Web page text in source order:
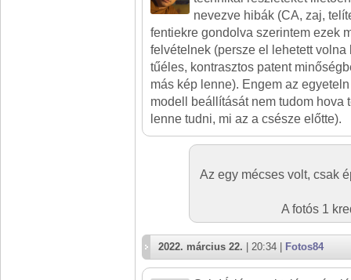
nevezve hibák (CA, zaj,
fentiekre gondolva szerintem ezek
felvételnek (persze el lehetett volna
tűéles, kontrasztos patent
más kép lenne). Engem az
modell beállítását nem tudom hova
lenne tudni, mi az a csésze előtte).
Az egy mécses volt, csak
A fotós 1
2022. március 22. | 20:34 | Fotos84